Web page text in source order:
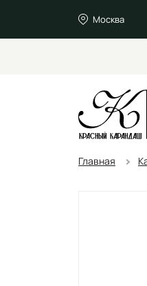
Москва
Главная